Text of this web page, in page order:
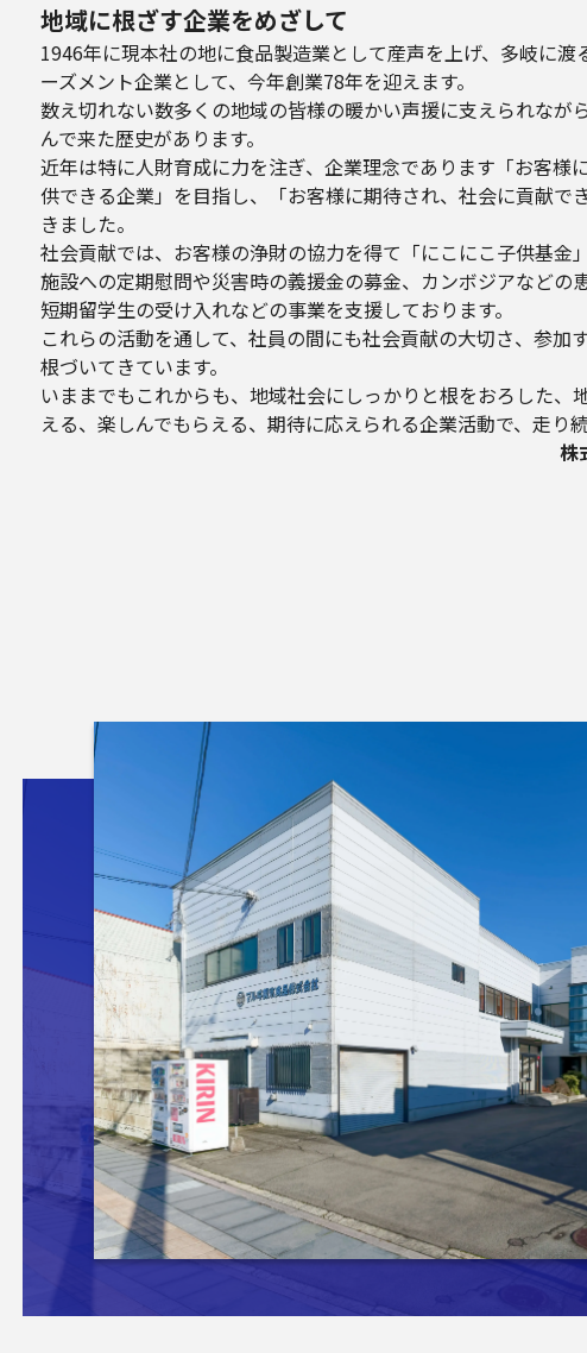
地域に根ざす企業をめざして
1946年に現本社の地に食品製造業として産声を上げ、多岐に渡
ーズメント企業として、今年創業78年を迎えます。
数え切れない数多くの地域の皆様の暖かい声援に支えられなが
んで来た歴史があります。
近年は特に人財育成に力を注ぎ、企業理念であります「お客様
供できる企業」を目指し、「お客様に期待され、社会に貢献で
きました。
社会貢献では、お客様の浄財の協力を得て「にこにこ子供基金
施設への定期慰問や災害時の義援金の募金、カンボジアなどの
短期留学生の受け入れなどの事業を支援しております。
これらの活動を通して、社員の間にも社会貢献の大切さ、参加
根づいてきています。
いままでもこれからも、地域社会にしっかりと根をおろした、
える、楽しんでもらえる、期待に応えられる企業活動で、走り続
株